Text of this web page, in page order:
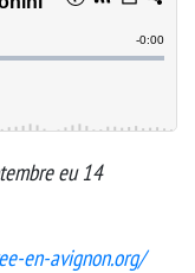
eu 14
en-avignon.org/